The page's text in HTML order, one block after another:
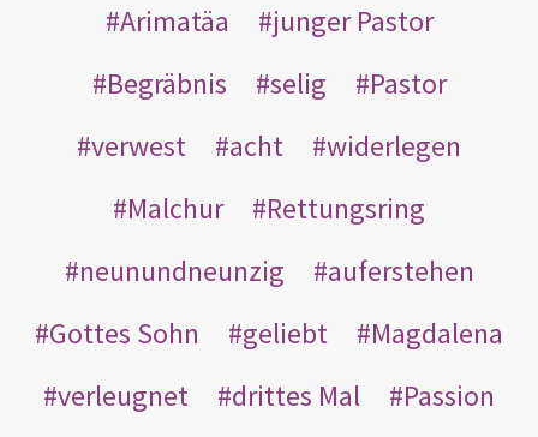
Arimatäa
junger Pastor
Begräbnis
selig
Pastor
verwest
acht
widerlegen
Malchur
Rettungsring
neunundneunzig
auferstehen
Gottes Sohn
geliebt
Magdalena
verleugnet
drittes Mal
Passion